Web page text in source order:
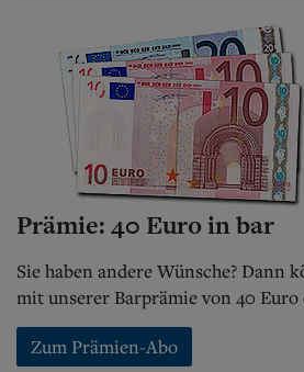
Prämie: 40 Euro in bar
Sie haben andere Wünsche? Dann
mit unserer Barprämie von 40
Zum Prämien-Abo